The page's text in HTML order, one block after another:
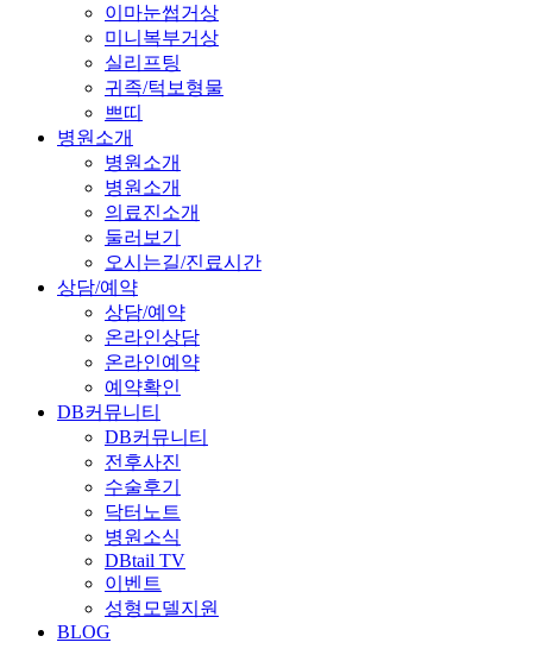
이마눈썹거상
미니복부거상
실리프팅
귀족/턱보형물
쁘띠
병원소개
병원소개
병원소개
의료진소개
둘러보기
오시는길/진료시간
상담/예약
상담/예약
온라인상담
온라인예약
예약확인
DB커뮤니티
DB커뮤니티
전후사진
수술후기
닥터노트
병원소식
DBtail TV
이벤트
성형모델지원
BLOG